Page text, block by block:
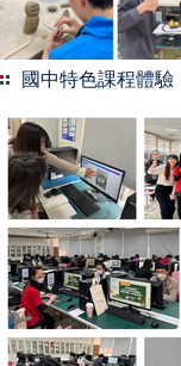
國中特色課程體驗